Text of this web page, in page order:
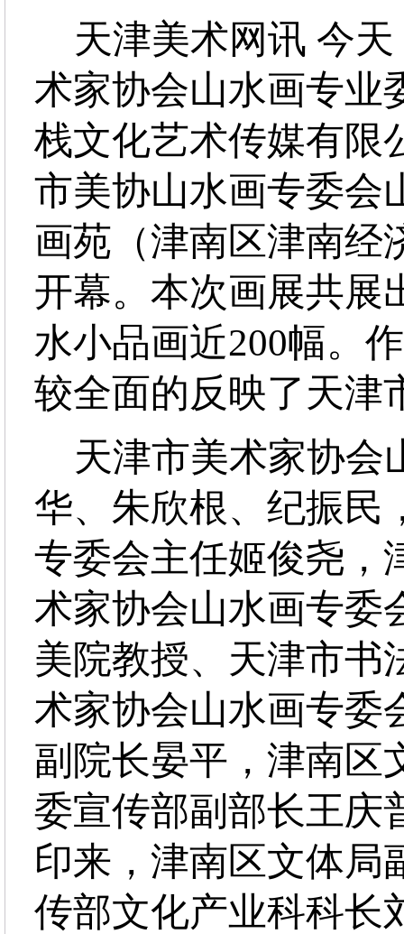
天津美术网讯 今天
术家协会山水画专业
栈文化艺术传媒有限
市美协山水画专委会
画苑（津南区津南经
开幕。本次画展共展
水小品画近200幅。
较全面的反映了天津
天津市美术家协会
华、朱欣根、纪振民
专委会主任姬俊尧，
术家协会山水画专委
美院教授、天津市书
术家协会山水画专委
副院长晏平，津南区
委宣传部副部长王庆
印来，津南区文体局
传部文化产业科科长